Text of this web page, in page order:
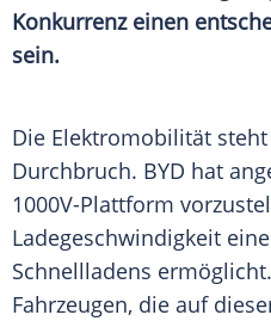
Konkurrenz einen
sein.
Die Elektromobilität
Durchbruch. BYD hat
1000V-Plattform
Ladegeschwindigkeit
Schnellladens
Fahrzeugen, die auf